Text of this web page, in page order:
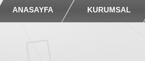
ANASAYFA KURUMSAL